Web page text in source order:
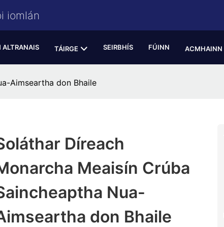
iomlán
ALTRANAIS TÁIRGE SEIRBHÍS FÚINN ACMHAINN
Aimseartha don Bhaile
Díreach
Meaisín Crúba
Nua-
don Bhaile